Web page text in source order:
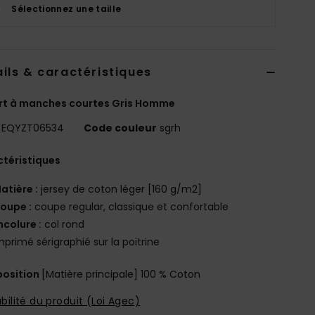
Sélectionnez une taille
& caractéristiques
à manches courtes Gris Homme
EQYZT06534 Code couleur sgrh
: jersey de coton léger [160 g/m2]
: coupe regular, classique et confortable
: col rond
sérigraphié sur la poitrine
[Matière principale] 100 % Coton
du produit (Loi Agec)